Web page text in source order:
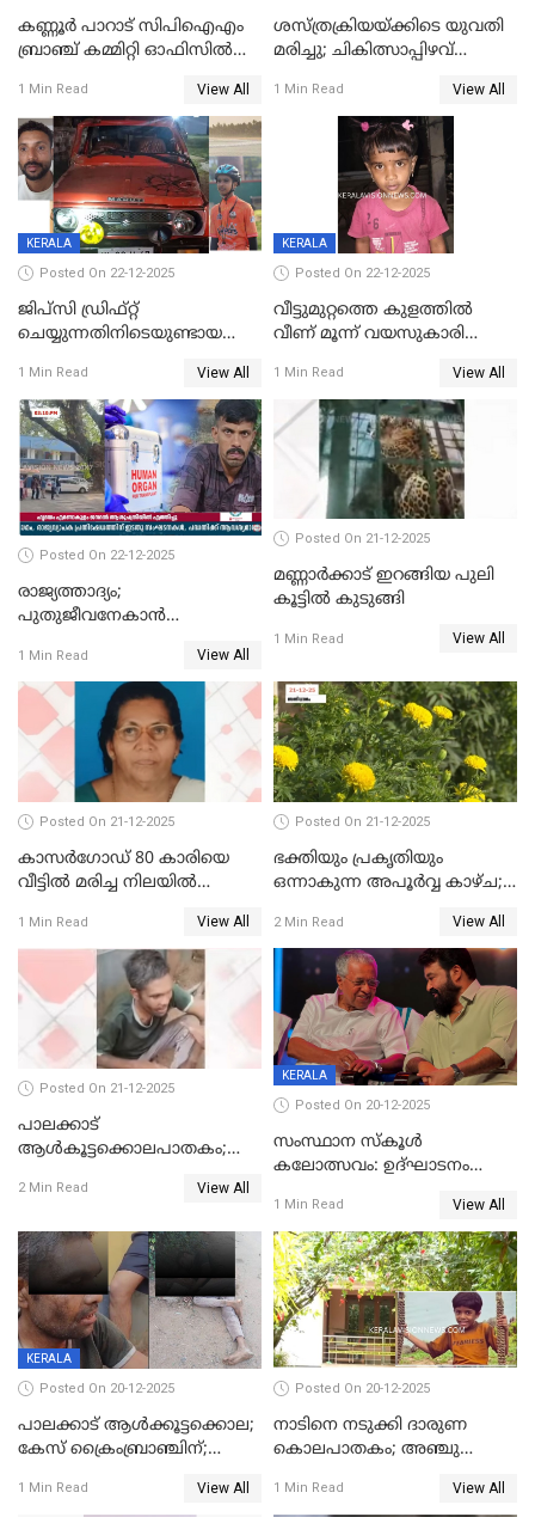
കണ്ണൂർ പാറാട് സിപിഐഎം
ബ്രാഞ്ച് കമ്മിറ്റി ഓഫിസിൽ
ചിത്രങ്ങളടക്കം കത്തിയ
നിലയിൽ
1 Min Read View All
ശസ്ത്രക്രിയയ്‌ക്കിടെ യുവതി
മരിച്ചു; ചികിത്സാപ്പിഴവ്
സംഭവം മാവേലിക്കരയിൽ
1 Min Read View All
KERALA
Posted On 22-12-2025
ജിപ്സി ഡ്രിഫ്റ്റ്
ചെയ്യുന്നതിനിടെയുണ്ടായ
ദാരുണാന്ത്യം; ജീപ്സി
ഓടിച്ചയാൾ അറസ്റ്റിൽ.
1 Min Read View All
KERALA
Posted On 22-12-2025
വീട്ടുമുറ്റത്തെ കുളത്തിൽ
വീണ് മൂന്ന് വയസുകാരി
1 Min Read View All
Posted On 22-12-2025
രാജ്യത്താദ്യം;
പുതുജീവനേകാൻ
എറണാകുളം സർക്കാർ
ജനറൽ
ആശുപത്രിയിലെത്തിച്ചു
1 Min Read View All
Posted On 21-12-2025
മണ്ണാർക്കാട് ഇറങ്ങിയ പുലി
കൂട്ടിൽ കുടുങ്ങി
1 Min Read View All
Posted On 21-12-2025
കാസർഗോഡ് 80 കാരിയെ
വീട്ടിൽ മരിച്ച നിലയിൽ
1 Min Read View All
Posted On 21-12-2025
ഭക്തിയും പ്രകൃതിയും
ഒന്നാകുന്ന അപൂര്‍വ്വ കാഴ്ച;
കാഴ്ചാനുഭവമൊരുക്കി
ശബരീ നന്ദനം
2 Min Read View All
Posted On 21-12-2025
പാലക്കാട്‌
ആൾകൂട്ടക്കൊലപാതകം;
ഊർജ്ജിതമാക്കിമാക്കി
2 Min Read View All
KERALA
Posted On 20-12-2025
സംസ്ഥാന സ്കൂൾ
കലോത്സവം: ഉദ്ഘാടനം
മുഖ്യാതിഥിയായി
മോഹൻലാൽ
1 Min Read View All
KERALA
Posted On 20-12-2025
പാലക്കാട് ആൾക്കൂട്ടക്കൊല;
കേസ് ക്രൈംബ്രാഞ്ചിന്;
അന്വേഷിക്കും
1 Min Read View All
Posted On 20-12-2025
നാടിനെ നടുക്കി ദാരുണ
കൊലപാതകം; അഞ്ചു
കഴുത്തുഞെരിച്ച് കൊന്നു
1 Min Read View All